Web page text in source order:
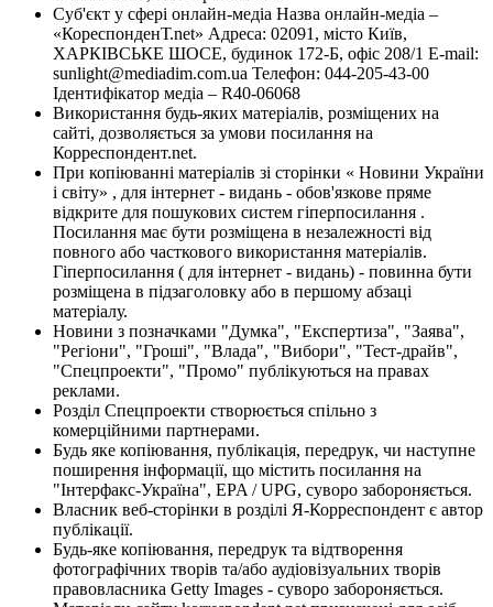
Суб'єкт у сфері онлайн-медіа Назва онлайн-медіа –
«КореспонденТ.net» Адреса: 02091, місто Київ,
ХАРКІВСЬКЕ ШОСЕ, будинок 172-Б, офіс 208/1 E-mail:
sunlight@mediadim.com.ua Телефон: 044-205-43-00
Ідентифікатор медіа – R40-06068
Використання будь-яких матеріалів, розміщених на
сайті, дозволяється за умови посилання на
Корреспондент.net.
При копіюванні матеріалів зі сторінки « Новини України
і світу» , для інтернет - видань - обов'язкове пряме
відкрите для пошукових систем гіперпосилання .
Посилання має бути розміщена в незалежності від
повного або часткового використання матеріалів.
Гіперпосилання ( для інтернет - видань) - повинна бути
розміщена в підзаголовку або в першому абзаці
матеріалу.
Новини з позначками "Думка", "Експертиза", "Заява",
"Регіони", "Гроші", "Влада", "Вибори", "Тест-драйв",
"Спецпроекти", "Промо" публікуються на правах
реклами.
Розділ Спецпроекти створюється спільно з
комерційними партнерами.
Будь яке копіювання, публікація, передрук, чи наступне
поширення інформації, що містить посилання на
"Інтерфакс-Україна", EPA / UPG, суворо забороняється.
Власник веб-сторінки в розділі Я-Корреспондент є автор
публікації.
Будь-яке копіювання, передрук та відтворення
фотографічних творів та/або аудіовізуальних творів
правовласника Getty Images - суворо забороняється.